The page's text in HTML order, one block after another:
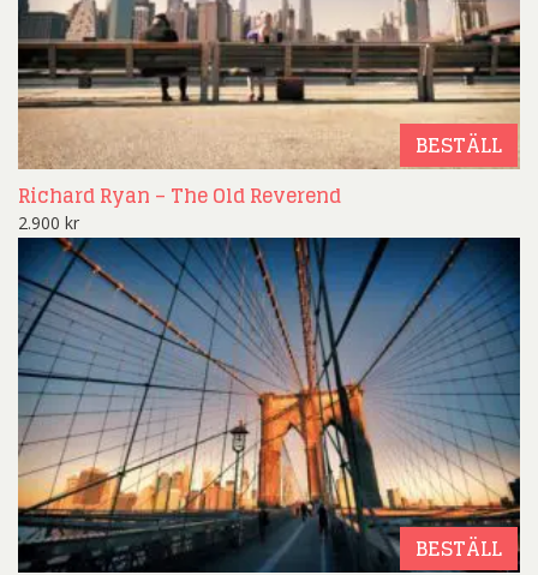
BESTÄLL
Richard Ryan – The Old Reverend
2.900 kr
BESTÄLL